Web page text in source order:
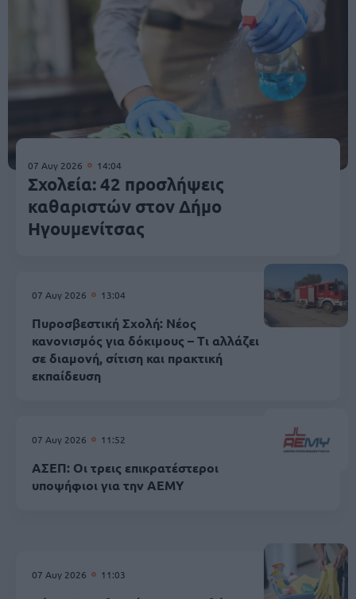
07 Αυγ 2026 14:04
Σχολεία: 42 προσλήψεις
καθαριστών στον Δήμο
Ηγουμενίτσας
07 Αυγ 2026 13:04
Πυροσβεστική Σχολή: Νέος
κανονισμός για δόκιμους – Τι αλλάζει
σε διαμονή, σίτιση και πρακτική
εκπαίδευση
07 Αυγ 2026 11:52
ΑΣΕΠ: Οι τρεις επικρατέστεροι
υποψήφιοι για την ΑΕΜΥ
07 Αυγ 2026 11:03